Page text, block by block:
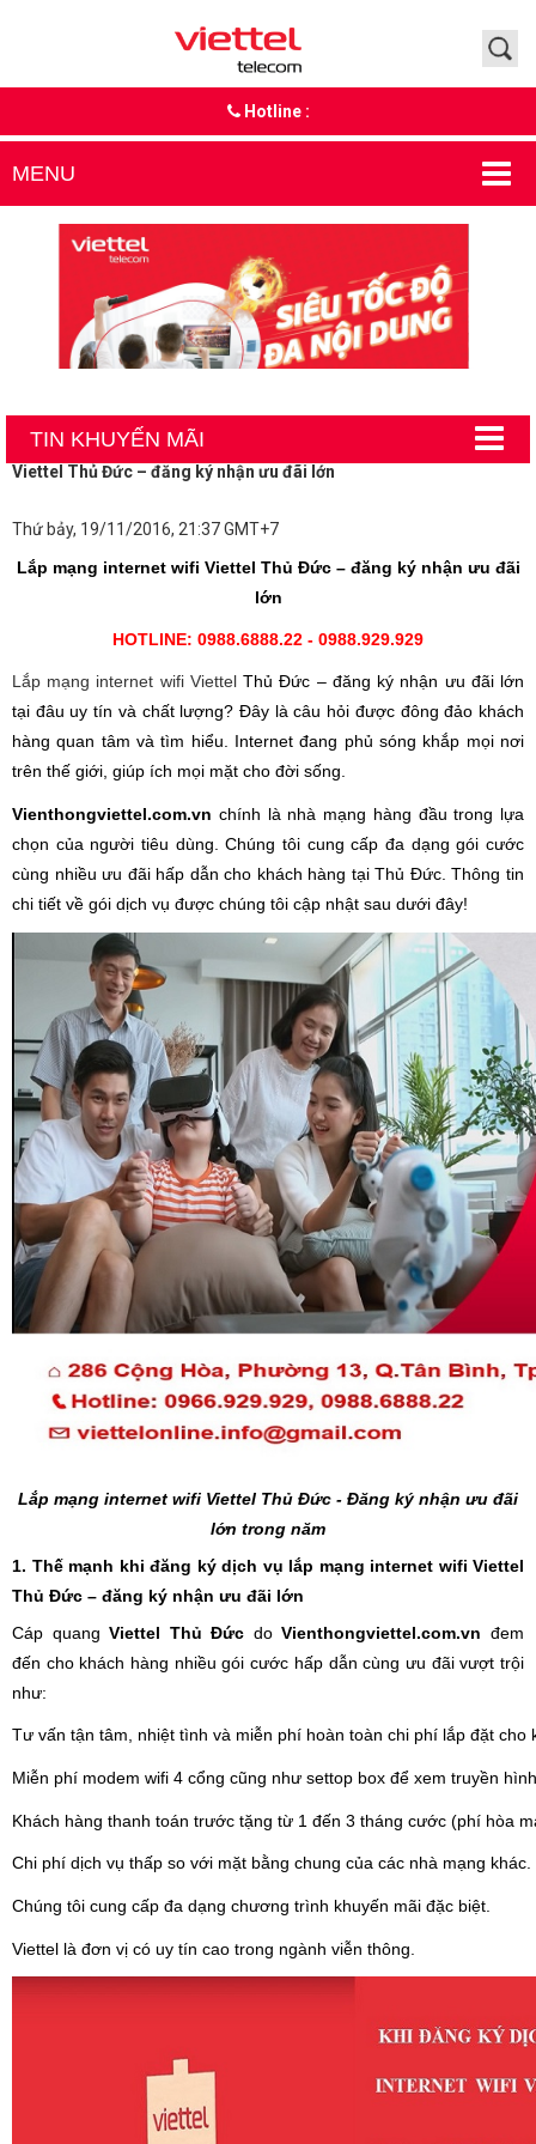
Hotline :
MENU
TIN KHUYẾN MÃI
Viettel Thủ Đức – đăng ký nhận ưu đãi lớn
Thứ bảy, 19/11/2016, 21:37 GMT+7
Lắp mạng internet wifi Viettel Thủ Đức – đăng ký nhận ưu đãi
lớn
HOTLINE: 0988.6888.22 - 0988.929.929
Lắp mạng internet wifi ViettelThủ Đức – đăng ký nhận ưu đãi lớn
tại đâu uy tín và chất lượng? Đây là câu hỏi được đông đảo khách
hàng quan tâm và tìm hiểu. Internet đang phủ sóng khắp mọi nơi
trên thế giới, giúp ích mọi mặt cho đời sống.
Vienthongviettel.com.vn chính là nhà mạng hàng đầu trong lựa
chọn của người tiêu dùng. Chúng tôi cung cấp đa dạng gói cước
cùng nhiều ưu đãi hấp dẫn cho khách hàng tại Thủ Đức. Thông tin
chi tiết về gói dịch vụ được chúng tôi cập nhật sau dưới đây!
Lắp mạng internet wifi Viettel Thủ Đức - Đăng ký nhận ưu đãi
lớn trong năm
1. Thế mạnh khi đăng ký dịch vụ lắp mạng internet wifi Viettel
Thủ Đức – đăng ký nhận ưu đãi lớn
Cáp quangViettel Thủ Đức do Vienthongviettel.com.vn đem
đến cho khách hàng nhiều gói cước hấp dẫn cùng ưu đãi vượt trội
như:
Tư vấn tận tâm, nhiệt tình và miễn phí hoàn toàn chi phí lắp đặt cho
Miễn phí modem wifi 4 cổng cũng như settop box để xem truyền
Khách hàng thanh toán trước tặng từ 1 đến 3 tháng cước (phí hòa
Chi phí dịch vụ thấp so với mặt bằng chung của các nhà mạng khác.
Chúng tôi cung cấp đa dạng chương trình khuyến mãi đặc biệt.
Viettel là đơn vị có uy tín cao trong ngành viễn thông.